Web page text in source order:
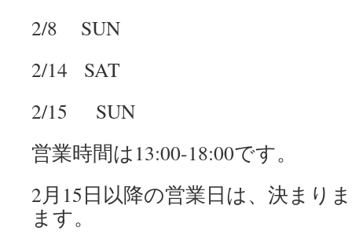
2/8 SUN
2/14 SAT
2/15 SUN
営業時間は13:00-18:00です。
2月15日以降の営業日は、決まり
ます。